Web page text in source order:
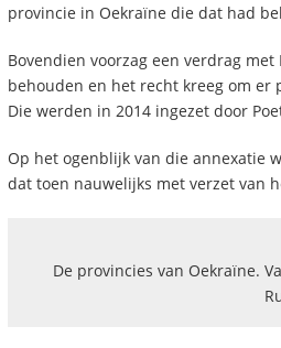
provincie in Oekraïne die dat had
Bovendien voorzag een verdrag
behouden en het recht kreeg om er
Die werden in 2014 ingezet door
Op het ogenblijk van die annexatie
dat toen nauwelijks met verzet van
De provincies van Oekraïne.